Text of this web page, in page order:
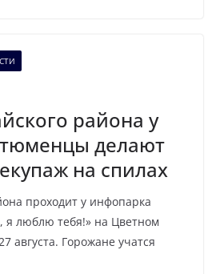
района у
делают
на спилах
проходит у инфопарка
я люблю тебя!» на Цветном
августа. Горожане учатся